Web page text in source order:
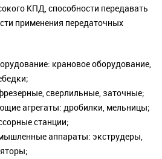
КПД, способности передавать
применения передаточных
крановое оборудование,
сверлильные, заточные;
агрегаты: дробилки, мельницы;
станции;
аппараты: экструдеры,